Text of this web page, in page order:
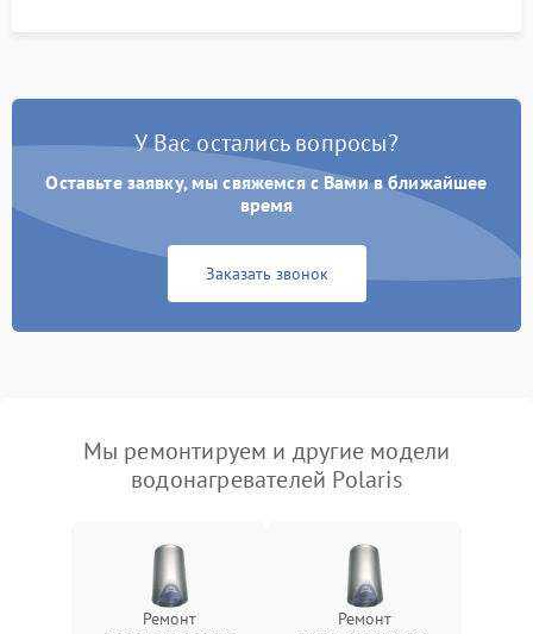
У Вас остались вопросы?
Оставьте заявку, мы свяжемся с Вами в ближайшее
время
Заказать звонок
Мы ремонтируем и другие модели
водонагревателей Polaris
Ремонт
Ремонт